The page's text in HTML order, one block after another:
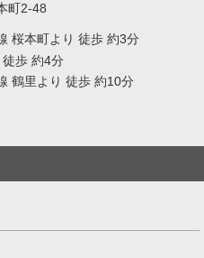
町2-48
桜本町より 徒歩 約3分
歩 約4分
鶴里より 徒歩 約10分